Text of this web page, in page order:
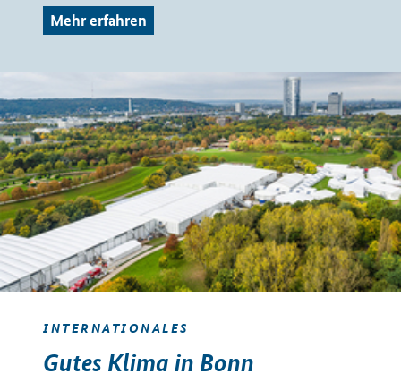
Mehr erfahren
INTERNATIONALES
Gutes Klima in Bonn